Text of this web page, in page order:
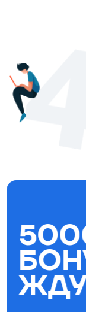
Бестселлеры